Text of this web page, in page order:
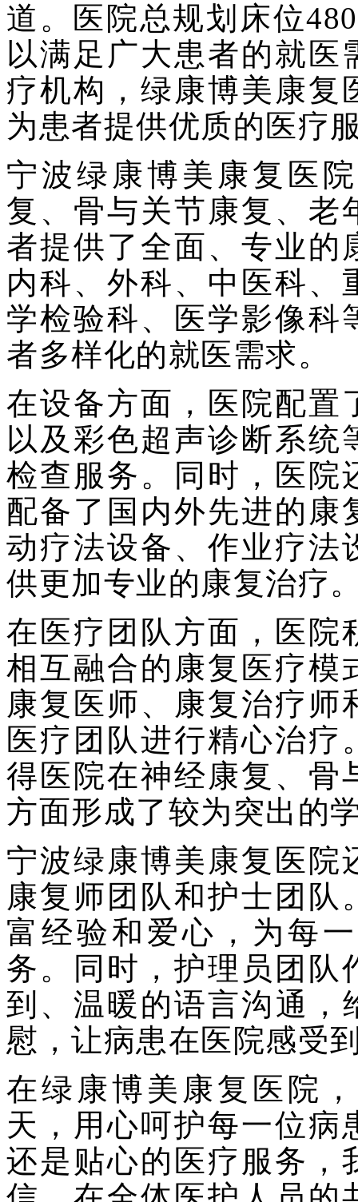
道。医院总规划床位
以满足广大患者的就医
疗机构，绿康博美康复
为患者提供优质的医疗
宁波绿康博美康复医
复、骨与关节康复、老
者提供了全面、专业的
内科、外科、中医科、
学检验科、医学影像科
者多样化的就医需求。
在设备方面，医院配置
以及彩色超声诊断系统
检查服务。同时，医院
配备了国内外先进的康
动疗法设备、作业疗法
供更加专业的康复治疗
在医疗团队方面，医院
相互融合的康复医疗模
康复医师、康复治疗师
医疗团队进行精心治疗
得医院在神经康复、骨
方面形成了较为突出的
宁波绿康博美康复医院
康复师团队和护士团队
富经验和爱心，为每
务。同时，护理员团队
到、温暖的语言沟通，
慰，让病患在医院感受
在绿康博美康复医院
天，用心呵护每一位病
还是贴心的医疗服务，